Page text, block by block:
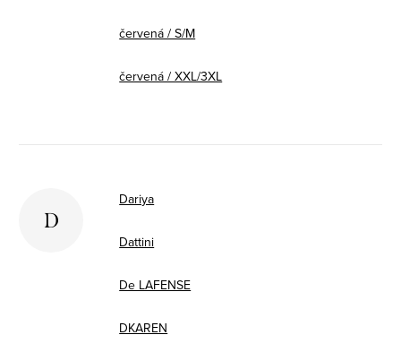
červená / S/M
červená / XXL/3XL
D
Dariya
Dattini
De LAFENSE
DKAREN